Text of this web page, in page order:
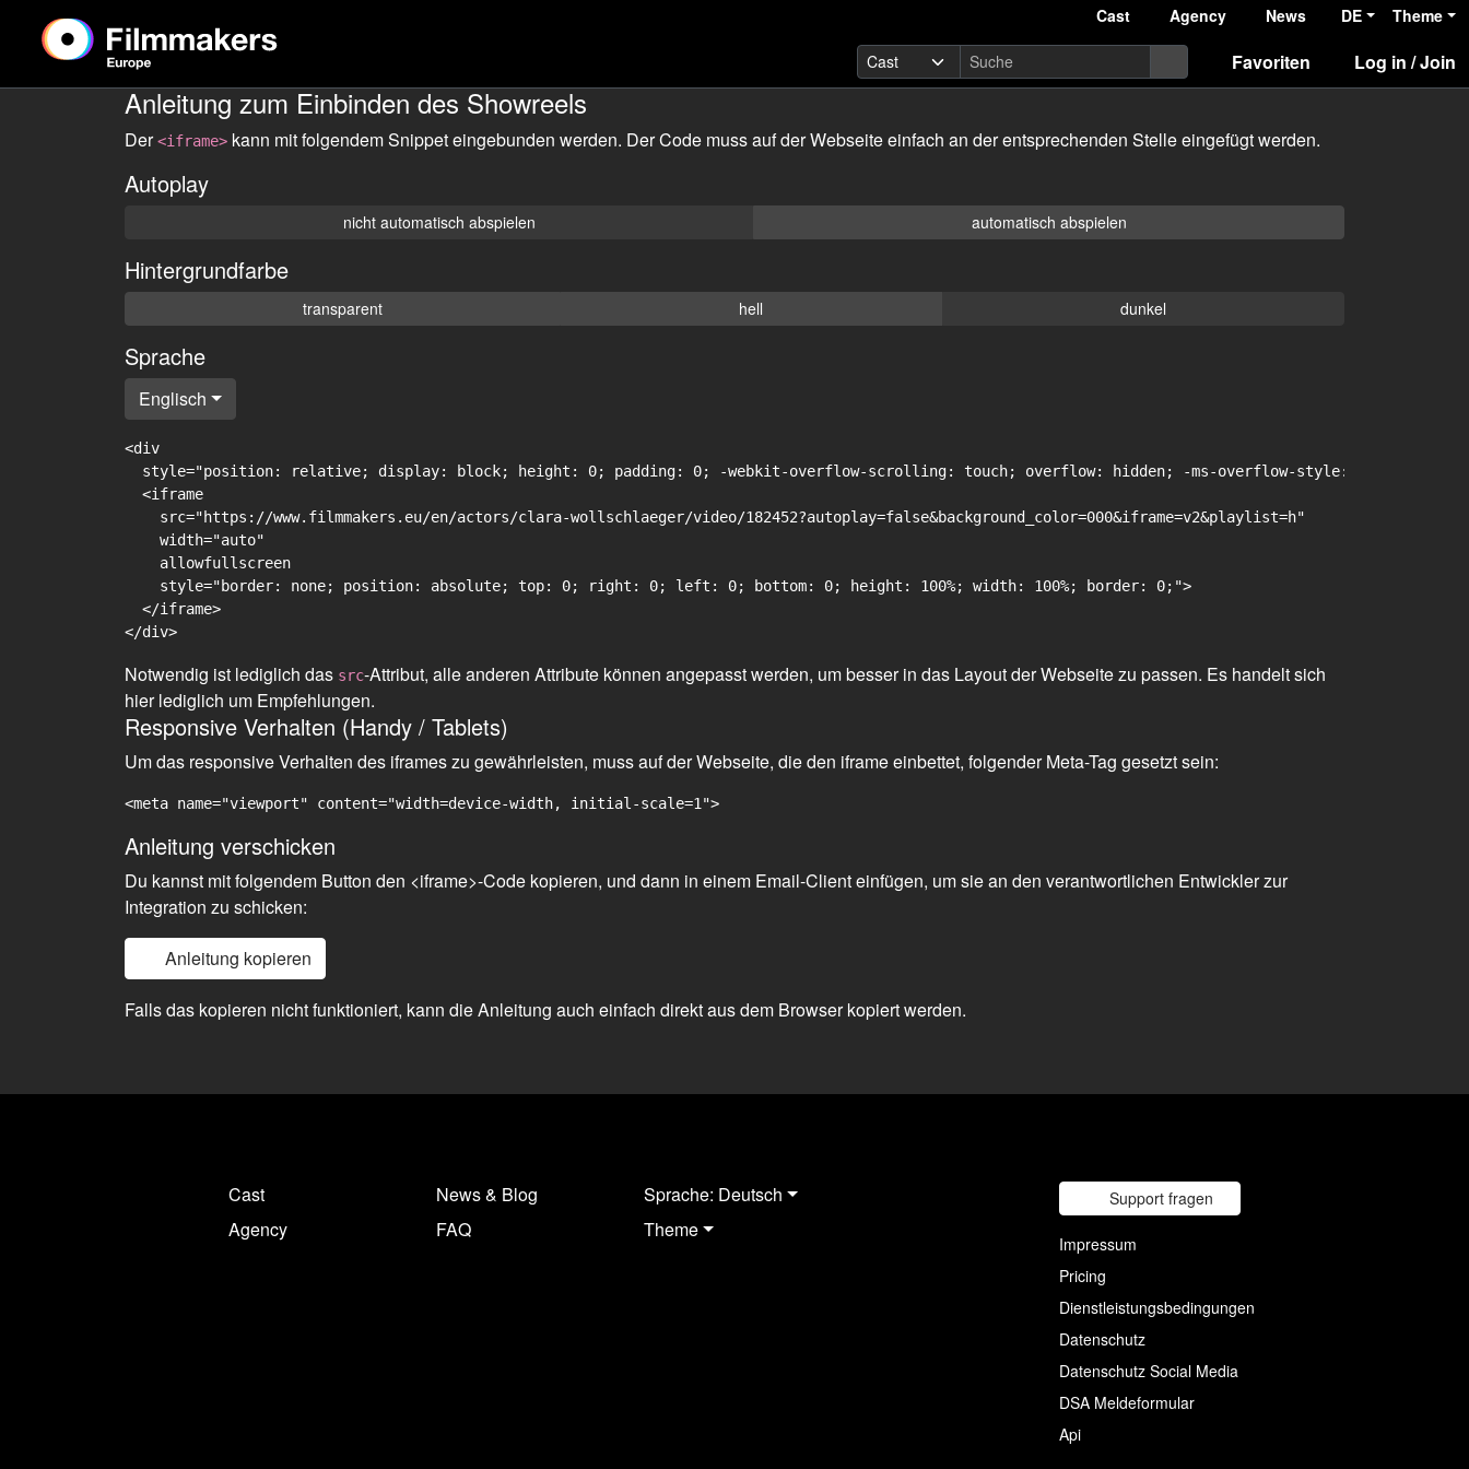
Cast Agency News DE Theme
Favoriten Log in / Join
Anleitung zum Einbinden des Showreels
Der<iframe> kann mit folgendem Snippet eingebunden werden. Der Code muss auf der Webseite einfach an der entsprechenden Stelle eingefügt werden.
Autoplay
nicht automatisch abspielen automatisch abspielen
Hintergrundfarbe
transparent hell dunkel
Sprache
Englisch
<div
style="position: relative; display: block; height: 0; padding: 0; -webkit-overflow-scrolling: touch; overflow: hidden; -ms-overflow-style: -ms-
  <iframe
    src="https://www.filmmakers.eu/en/actors/clara-wollschlaeger/video/182452?autoplay=false&background_color=000&iframe=v2&playlist=h"
    width="auto"
    allowfullscreen
    style="border: none; position: absolute; top: 0; right: 0; left: 0; bottom: 0; height: 100%; width: 100%; border: 0;">
  </iframe>
Notwendig ist lediglich das src-Attribut, alle anderen Attribute können angepasst werden, um besser in das Layout der Webseite zu passen. Es handelt sich
hier lediglich um Empfehlungen.
Responsive Verhalten (Handy / Tablets)
Um das responsive Verhalten des iframes zu gewährleisten, muss auf der Webseite, die den iframe einbettet, folgender Meta-Tag gesetzt sein:
<meta name="viewport" content="width=device-width, initial-scale=1">
Anleitung verschicken
Du kannst mit folgendem Button den <iframe>-Code kopieren, und dann in einem Email-Client einfügen, um sie an den verantwortlichen Entwickler zur
Integration zu schicken:
Anleitung kopieren
Falls das kopieren nicht funktioniert, kann die Anleitung auch einfach direkt aus dem Browser kopiert werden.
Cast
Agency
News & Blog
FAQ
Sprache: Deutsch
Theme
Support fragen
Impressum
Pricing
Dienstleistungsbedingungen
Datenschutz
Datenschutz Social Media
DSA Meldeformular
Api